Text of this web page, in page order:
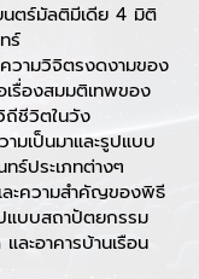
ตร์มัลติมีเดีย 4 มิติ
ร์
วามวิจิตรงดงามของ
เรื่องสมมติเทพของ
ชีวิตในวัง
มเป็นมาและรูปแบบ
ร์ประเภทต่างๆ
ะความสำคัญของพิธี
บบสถาปัตยกรรม
ะอาคารบ้านเรือน